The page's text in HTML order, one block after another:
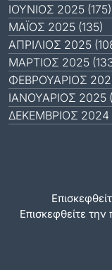
ΙΟΎΝΙΟΣ 2025 (175)
ΜΆΙΟΣ 2025 (135)
ΑΠΡΊΛΙΟΣ 2025
ΜΆΡΤΙΟΣ 2025
ΦΕΒΡΟΥΆΡΙΟΣ
ΙΑΝΟΥΆΡΙΟΣ 2025
ΔΕΚΈΜΒΡΙΟΣ 2024
Eπισκεφθείτε